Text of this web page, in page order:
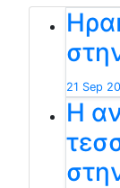
21 Sep
Η